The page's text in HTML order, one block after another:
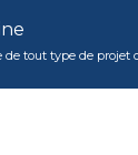
tout type de projet